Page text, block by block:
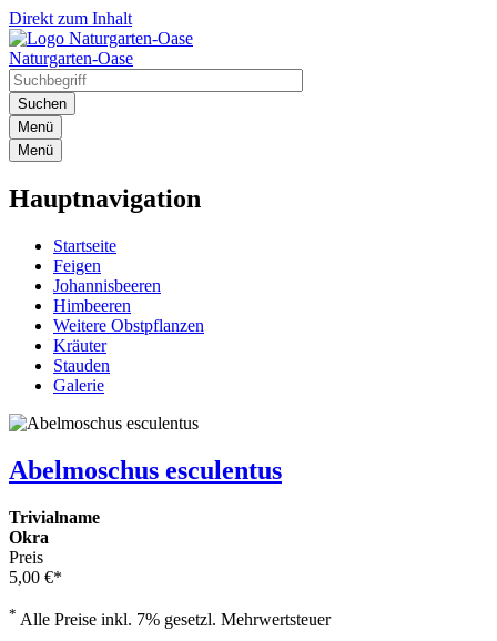
Direkt zum Inhalt
Naturgarten-Oase
Menü
Menü
Hauptnavigation
Startseite
Feigen
Johannisbeeren
Himbeeren
Weitere Obstpflanzen
Kräuter
Stauden
Galerie
Abelmoschus esculentus
Trivialname
Okra
Preis
5,00 €*
* Alle Preise inkl. 7% gesetzl. Mehrwertsteuer